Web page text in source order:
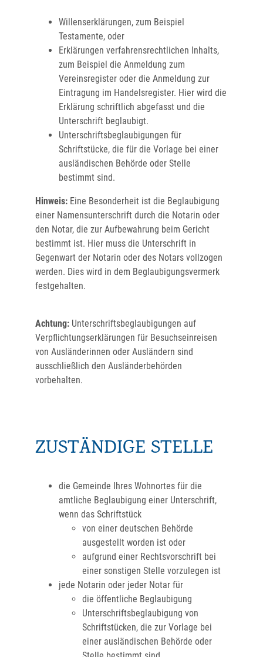
Willenserklärungen, zum Beispiel
Testamente, oder
Erklärungen verfahrensrechtlichen Inhalts,
zum Beispiel die Anmeldung zum
Vereinsregister oder die Anmeldung zur
Eintragung im Handelsregister. Hier wird die
Erklärung schriftlich abgefasst und die
Unterschrift beglaubigt.
Unterschriftsbeglaubigungen für
Schriftstücke, die für die Vorlage bei einer
ausländischen Behörde oder Stelle
bestimmt sind.
Hinweis: Eine Besonderheit ist die Beglaubigung
einer Namensunterschrift durch die Notarin oder
den Notar, die zur Aufbewahrung beim Gericht
bestimmt ist. Hier muss die Unterschrift in
Gegenwart der Notarin oder des Notars vollzogen
werden. Dies wird in dem Beglaubigungsvermerk
festgehalten.
Achtung: Unterschriftsbeglaubigungen auf
Verpflichtungserklärungen für Besuchseinreisen
von Ausländerinnen oder Ausländern sind
ausschließlich den Ausländerbehörden
vorbehalten.
ZUSTÄNDIGE STELLE
die Gemeinde Ihres Wohnortes für die
amtliche Beglaubigung einer Unterschrift,
wenn das Schriftstück
von einer deutschen Behörde
ausgestellt worden ist oder
aufgrund einer Rechtsvorschrift bei
einer sonstigen Stelle vorzulegen ist
jede Notarin oder jeder Notar für
die öffentliche Beglaubigung
Unterschriftsbeglaubigung von
Schriftstücken, die zur Vorlage bei
einer ausländischen Behörde oder